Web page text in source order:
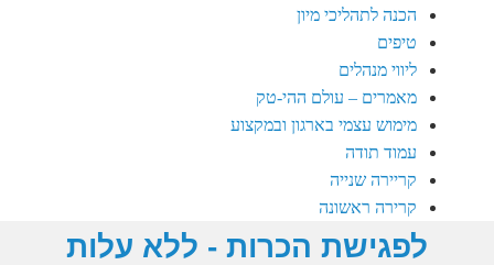
הכנה לתהליכי מיון
טיפים
ליווי מנהלים
מאמרים – עולם ההי-טק
מימוש עצמי בארגון ובמקצוע
עמוד תודה
קריירה שנייה
קרירה ראשונה
לפגישת הכרות - ללא עלות